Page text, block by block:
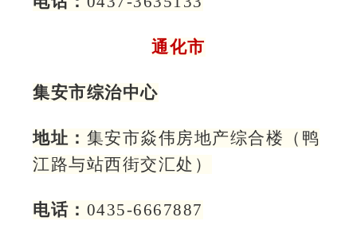
通化市
集安市综治中心
地址： 集安市焱伟房地产综合楼（鸭
江路与站西街交汇处）
电话： 0435-6667887